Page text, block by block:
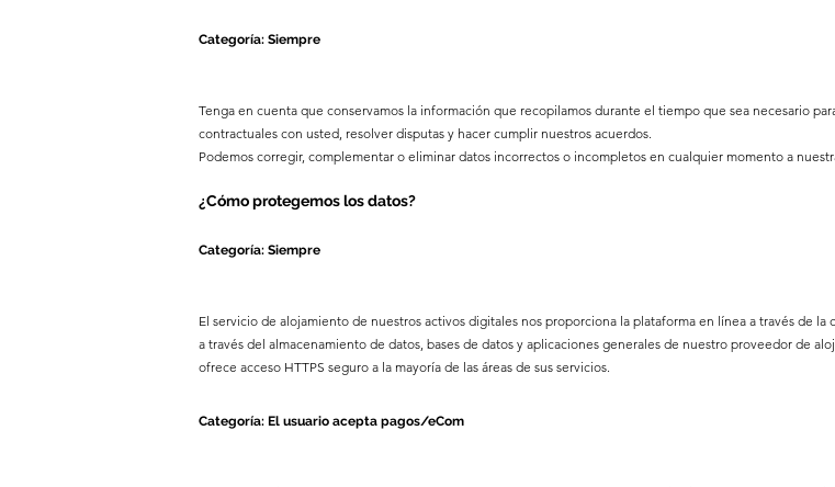
Categoría: Siempre
Tenga en cuenta que conservamos la información que recopilamos durante el tiempo que sea necesario
contractuales con usted, resolver disputas y hacer cumplir nuestros acuerdos.
Podemos corregir, complementar o eliminar datos incorrectos o incompletos en cualquier momento a
¿Cómo protegemos los datos?
Categoría: Siempre
El servicio de alojamiento de nuestros activos digitales nos proporciona la plataforma en línea a través de
a través del almacenamiento de datos, bases de datos y aplicaciones generales de nuestro proveedor de
ofrece acceso HTTPS seguro a la mayoría de las áreas de sus servicios.
Categoría: El usuario acepta pagos/eCom